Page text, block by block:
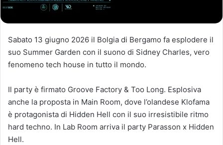
Sabato 13 giugno 2026 il Bolgia di Bergamo fa esplodere il
suo Summer Garden con il suono di Sidney Charles, vero
fenomeno tech house in tutto il mondo.
Il party è firmato Groove Factory & Too Long. Esplosiva
anche la proposta in Main Room, dove l’olandese Klofama
è protagonista di Hidden Hell con il suo irresistibile ritmo
hard techno. In Lab Room arriva il party Parasson x Hidden
Hell.